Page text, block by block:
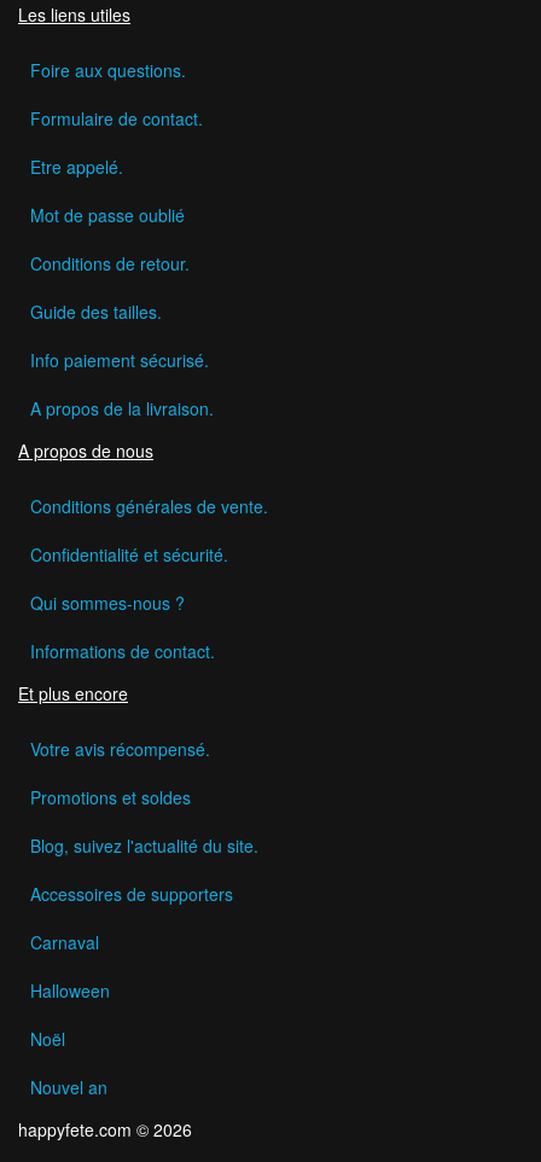
Les liens utiles
Foire aux questions.
Formulaire de contact.
Etre appelé.
Mot de passe oublié
Conditions de retour.
Guide des tailles.
Info paiement sécurisé.
A propos de la livraison.
A propos de nous
Conditions générales de vente.
Confidentialité et sécurité.
Qui sommes-nous ?
Informations de contact.
Et plus encore
Votre avis récompensé.
Promotions et soldes
Blog, suivez l'actualité du site.
Accessoires de supporters
Carnaval
Halloween
Noël
Nouvel an
happyfete.com © 2026